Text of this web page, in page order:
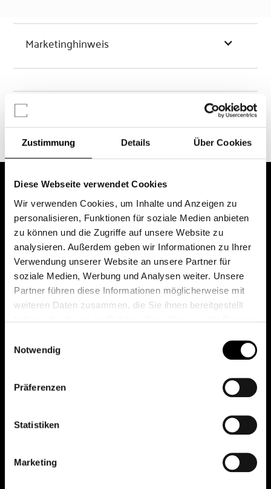
Zustimmung Details Über Cookies
Diese Webseite verwendet Cookies
Wir verwenden Cookies, um Inhalte und Anzeigen zu
personalisieren, Funktionen für soziale Medien anbieten
zu können und die Zugriffe auf unsere Website zu
analysieren. Außerdem geben wir Informationen zu Ihrer
Verwendung unserer Website an unsere Partner für
soziale Medien, Werbung und Analysen weiter. Unsere
Partner führen diese Informationen möglicherweise mit
weiteren Daten zusammen, die Sie ihnen bereitgestellt
Notwendig
Präferenzen
Statistiken
Marketing
Marketinghinweis
Chancen & Risiken
Das erste Depot in Österreich mit 0€ Kontoführung,
0€ Ausgabeaufschlag und 0€ Depotgebühren bei
knapp 2000 Fonds und 0€ Orderspesen.
All rights reserved.
Depot eröffnen